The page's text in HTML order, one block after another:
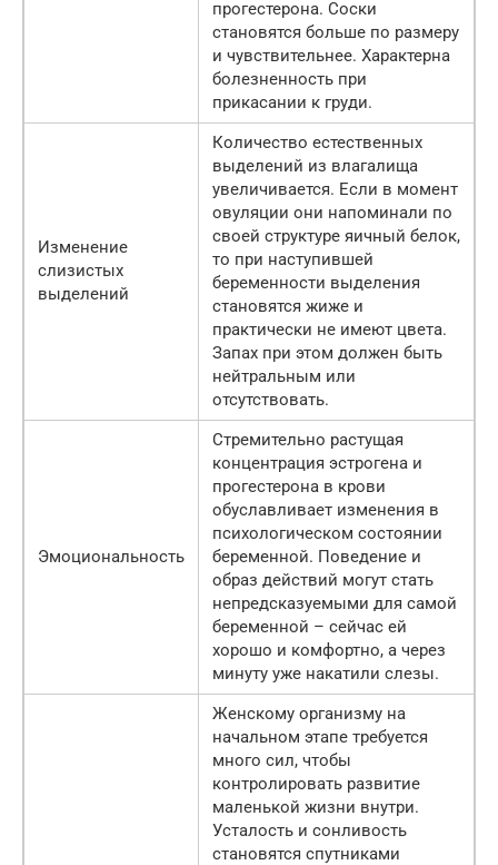
прогестерона. Соски
становятся больше по размеру
и чувствительнее. Характерна
болезненность при
прикасании к груди.
Изменение
слизистых
выделений
Количество естественных
выделений из влагалища
увеличивается. Если в момент
овуляции они напоминали по
своей структуре яичный белок,
то при наступившей
беременности выделения
становятся жиже и
практически не имеют цвета.
Запах при этом должен быть
нейтральным или
отсутствовать.
Эмоциональность
Стремительно растущая
концентрация эстрогена и
прогестерона в крови
обуславливает изменения в
психологическом состоянии
беременной. Поведение и
образ действий могут стать
непредсказуемыми для самой
беременной – сейчас ей
хорошо и комфортно, а через
минуту уже накатили слезы.
Женскому организму на
начальном этапе требуется
много сил, чтобы
контролировать развитие
маленькой жизни внутри.
Усталость и сонливость
становятся спутниками